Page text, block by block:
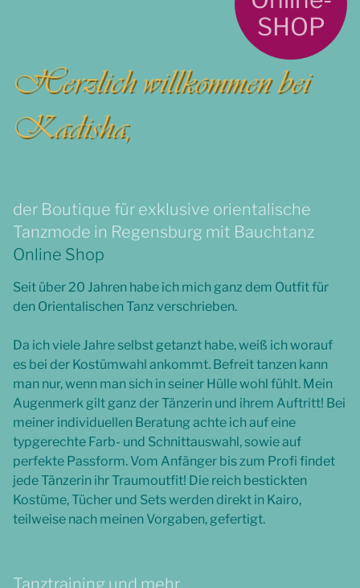
SHOP
Herzlich willkommen bei
Kadisha,
der Boutique für exklusive orientalische
Tanzmode in Regensburg mit Bauchtanz
Online Shop
Seit über 20 Jahren habe ich mich ganz dem Outfit für
den Orientalischen Tanz verschrieben.
Da ich viele Jahre selbst getanzt habe, weiß ich worauf
es bei der Kostümwahl ankommt. Befreit tanzen kann
man nur, wenn man sich in seiner Hülle wohl fühlt. Mein
Augenmerk gilt ganz der Tänzerin und ihrem Auftritt! Bei
meiner individuellen Beratung achte ich auf eine
typgerechte Farb- und Schnittauswahl, sowie auf
perfekte Passform. Vom Anfänger bis zum Profi findet
jede Tänzerin ihr Traumoutfit! Die reich bestickten
Kostüme, Tücher und Sets werden direkt in Kairo,
teilweise nach meinen Vorgaben, gefertigt.
Tanztraining und mehr……